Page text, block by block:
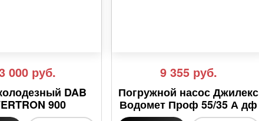
000 руб.
DAB
900
9 355 руб.
Погружной насос Джилекс
Водомет Проф 55/35 А дф